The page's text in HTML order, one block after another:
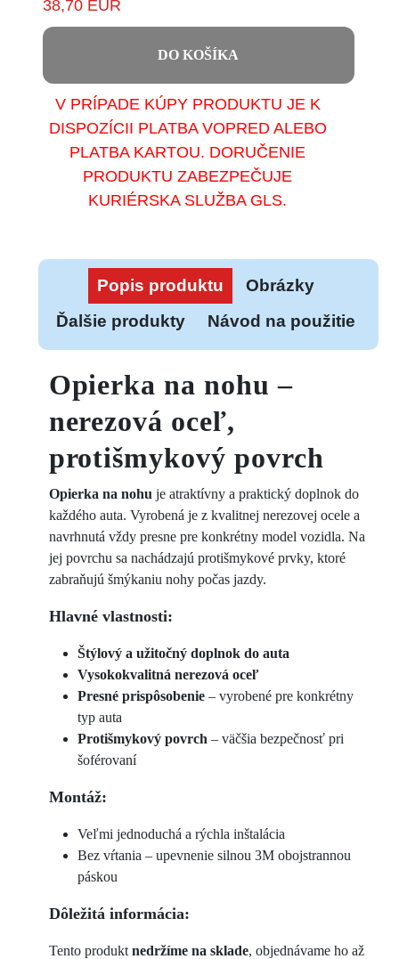
38,70 EUR
DO KOŠÍKA
V PRÍPADE KÚPY PRODUKTU JE K
DISPOZÍCII PLATBA VOPRED ALEBO
PLATBA KARTOU. DORUČENIE
PRODUKTU ZABEZPEČUJE
KURIÉRSKA SLUŽBA GLS.
Popis produktu
Obrázky
Ďalšie produkty
Návod na použitie
Opierka na nohu –
nerezová oceľ,
protišmykový povrch
Opierka na nohu je atraktívny a praktický doplnok do
každého auta. Vyrobená je z kvalitnej nerezovej ocele a
navrhnutá vždy presne pre konkrétny model vozidla. Na
jej povrchu sa nachádzajú protišmykové prvky, ktoré
zabraňujú šmýkaniu nohy počas jazdy.
Hlavné vlastnosti:
Štýlový a užitočný doplnok do auta
Vysokokvalitná nerezová oceľ
Presné prispôsobenie– vyrobené pre konkrétny
typ auta
Protišmykový povrch – väčšia bezpečnosť pri
šoférovaní
Montáž:
Veľmi jednoduchá a rýchla inštalácia
Bez vŕtania – upevnenie silnou 3M obojstrannou
páskou
Dôležitá informácia:
Tento produkt nedržíme na sklade, objednávame ho až